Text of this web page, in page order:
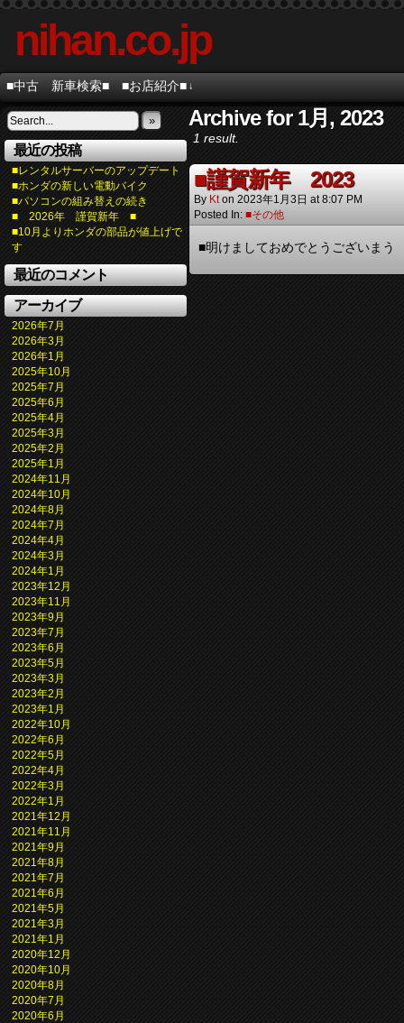
nihan.co.jp
■中古 新車検索■ ■お店紹介■ ↓
»
最近の投稿
■レンタルサーバーのアップデート
■ホンダの新しい電動バイク
■パソコンの組み替えの続き
■ 2026年 謹賀新年 ■
■10月よりホンダの部品が値上げで
す
最近のコメント
アーカイブ
2026年7月
2026年3月
2026年1月
2025年10月
2025年7月
2025年6月
2025年4月
2025年3月
2025年2月
2025年1月
2024年11月
2024年10月
2024年8月
2024年7月
2024年4月
2024年3月
2024年1月
2023年12月
2023年11月
2023年9月
2023年7月
2023年6月
2023年5月
2023年3月
2023年2月
2023年1月
2022年10月
2022年6月
2022年5月
2022年4月
2022年3月
2022年1月
2021年12月
2021年11月
2021年9月
2021年8月
2021年7月
2021年6月
2021年5月
2021年3月
2021年1月
2020年12月
2020年10月
2020年8月
2020年7月
2020年6月
Archive for 1月, 2023
1 result.
■謹賀新年 2023
By Kt on 2023年1月3日 at8:07 PM
Posted In: ■その他
■明けましておめでとうございまう